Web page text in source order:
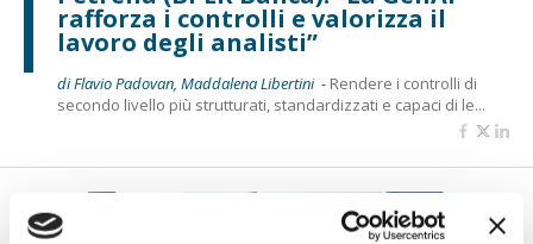
rafforza i controlli e valorizza il
lavoro degli analisti”
di Flavio Padovan, Maddalena Libertini - Rendere i controlli di
secondo livello più strutturati, standardizzati e capaci di le...